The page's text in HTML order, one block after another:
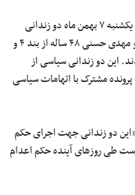
بنا به اطلاع سازمان حقوق بشر ایران، صبح روز یکشنبه ۷ بهمن ماه دو زندانی
سیاسی به‌ نام‌ بهروز احسانی‌ اسلاملو ۶۹ ساله و مهدی حسنی ۴۸ ساله از بند ۴ و
این دو زندانی سیاسی از
۱۴۰۱ بوده و در یک پرونده مشترک با اتهامات سیاسی
«این دو زندانی جهت اجرای حکم
طی روزهای آینده حکم اعدام